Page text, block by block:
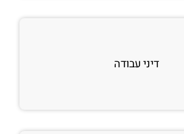
דיני עבודה